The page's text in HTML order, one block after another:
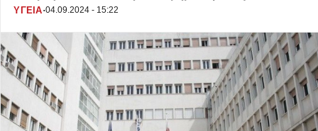
ΥΓΕΙΑ·04.09.2024 - 15:22